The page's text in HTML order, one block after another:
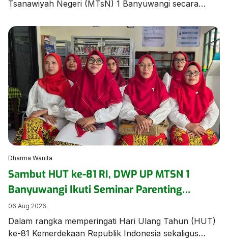
Tsanawiyah Negeri (MTsN) 1 Banyuwangi secara
Kirana, siswi berbakat dari rombel 8.9, yang terpilih
mewakili madrasah dan Kabupaten Banyuwangi pada
ajang bergengsi Jambore Nasional (Jamnas) XII 2026
di Cibubur, Jakarta, pada 13–20 Agustus. Acara
pelepasan berlangsung khidmat dan penuh haru,
dihadiri oleh civitas […]
Dharma Wanita
Sambut HUT ke-81 RI, DWP UP MTSN 1
Banyuwangi Ikuti Seminar Parenting
Pendidikan Inklusif untuk Dorong
Kepercayaan Diri Anak
06 Aug 2026
Dalam rangka memperingati Hari Ulang Tahun (HUT)
ke-81 Kemerdekaan Republik Indonesia sekaligus